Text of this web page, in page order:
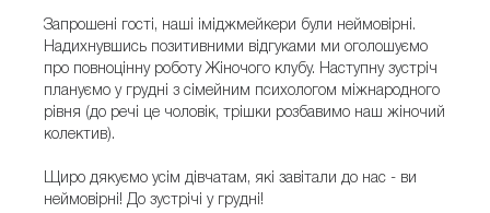
Запрошені гості, наші іміджмейкери були неймовірні.
Надихнувшись позитивними відгуками ми оголошуємо
про повноцінну роботу Жіночого клубу. Наступну зустріч
плануємо у грудні з сімейним психологом міжнародного
рівня (до речі це чоловік, трішки розбавимо наш жіночий
колектив).
Щиро дякуємо усім дівчатам, які завітали до нас - ви
неймовірні! До зустрічі у грудні!